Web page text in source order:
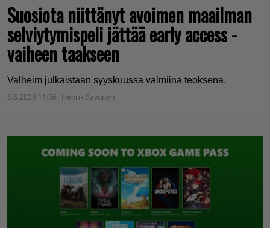
Suosiota niittänyt avoimen maailman
selviytymispeli jättää early access -
vaiheen taakseen
Valheim julkaistaan syyskuussa valmiina teoksena.
8.6.2026 11:36 Henrik Savonen